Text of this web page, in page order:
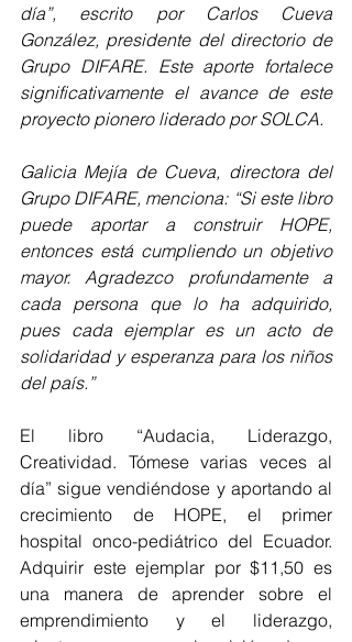
día”, escrito por Carlos Cueva
González, presidente del directorio de
Grupo DIFARE. Este aporte fortalece
significativamente el avance de este
proyecto pionero liderado por SOLCA.
Galicia Mejía de Cueva, directora del
Grupo DIFARE, menciona: “Si este libro
puede aportar a construir HOPE,
entonces está cumpliendo un objetivo
mayor. Agradezco profundamente a
cada persona que lo ha adquirido,
pues cada ejemplar es un acto de
solidaridad y esperanza para los niños
del país.”
El libro “Audacia, Liderazgo,
Creatividad. Tómese varias veces al
día” sigue vendiéndose y aportando al
crecimiento de HOPE, el primer
hospital onco-pediátrico del Ecuador.
Adquirir este ejemplar por $11,50 es
una manera de aprender sobre el
emprendimiento y el liderazgo,